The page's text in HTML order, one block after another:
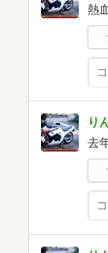
熱
り
去